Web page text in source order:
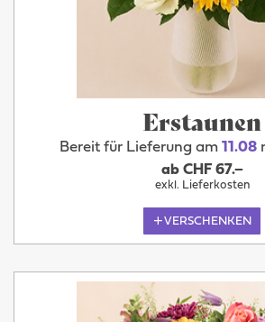
Erstaunen
Bereit für Lieferung am 11.08
ab CHF 67.–
exkl. Lieferkosten
VERSCHENKEN